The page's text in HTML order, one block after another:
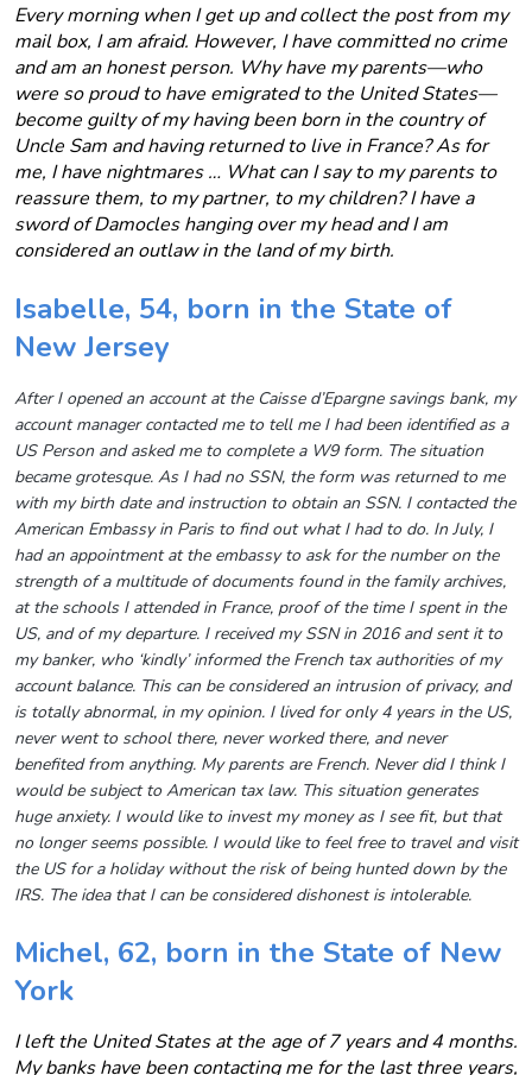
Every morning when I get up and collect the post from my
mail box, I am afraid. However, I have committed no crime
and am an honest person. Why have my parents—who
were so proud to have emigrated to the United States—
become guilty of my having been born in the country of
Uncle Sam and having returned to live in France? As for
me, I have nightmares … What can I say to my parents to
reassure them, to my partner, to my children? I have a
sword of Damocles hanging over my head and I am
considered an outlaw in the land of my birth.
Isabelle, 54, born in the State of
New Jersey
After I opened an account at the Caisse d’Epargne savings bank, my
account manager contacted me to tell me I had been identified as a
US Person and asked me to complete a W9 form. The situation
became grotesque. As I had no SSN, the form was returned to me
with my birth date and instruction to obtain an SSN. I contacted the
American Embassy in Paris to find out what I had to do. In July, I
had an appointment at the embassy to ask for the number on the
strength of a multitude of documents found in the family archives,
at the schools I attended in France, proof of the time I spent in the
US, and of my departure. I received my SSN in 2016 and sent it to
my banker, who ‘kindly’ informed the French tax authorities of my
account balance. This can be considered an intrusion of privacy, and
is totally abnormal, in my opinion. I lived for only 4 years in the US,
never went to school there, never worked there, and never
benefited from anything. My parents are French. Never did I think I
would be subject to American tax law. This situation generates
huge anxiety. I would like to invest my money as I see fit, but that
no longer seems possible. I would like to feel free to travel and visit
the US for a holiday without the risk of being hunted down by the
IRS. The idea that I can be considered dishonest is intolerable.
Michel, 62, born in the State of New
York
I left the United States at the age of 7 years and 4 months.
My banks have been contacting me for the last three years,